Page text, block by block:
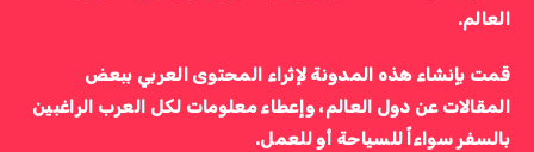
العالم.
قمت بإنشاء هذه المدونة لإثراء المحتوى العربي ببعض
المقالات عن دول العالم، وإعطاء معلومات لكل العرب الراغبين
بالسفر سواءاً للسياحة أو للعمل.